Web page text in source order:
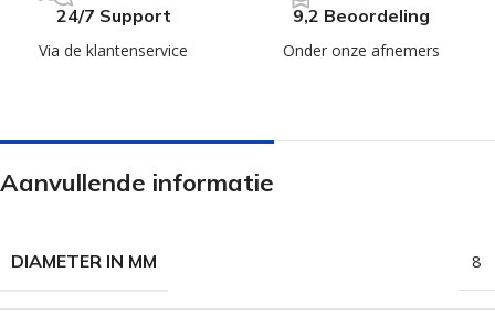
24/7 Support
Via de klantenservice
9,2 Beoordeling
Onder onze afnemers
Aanvullende informatie
DIAMETER IN MM 8